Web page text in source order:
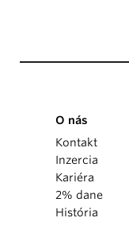
O nás
Kontakt
Inzercia
Kariéra
2% dane
História